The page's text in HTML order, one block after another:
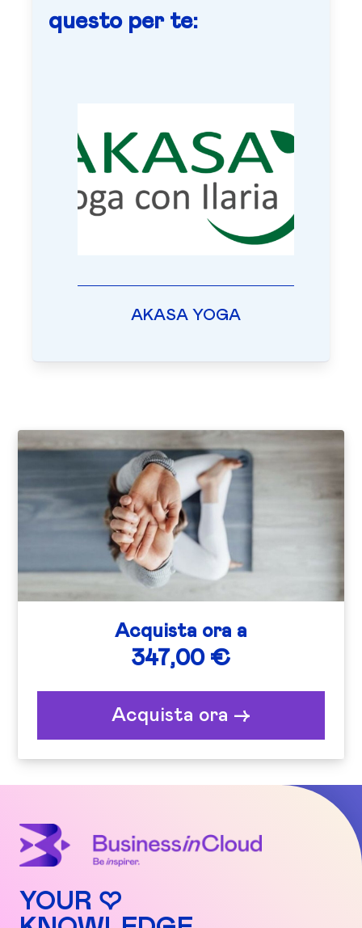
questo per te:
AKASA YOGA
Acquista ora a
347,00 €
Acquista ora ->
YOUR ♡